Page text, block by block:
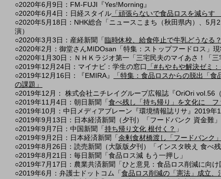
○2020年6月9日：FM-FUJI『Yes!Morning』
○2020年6月4日：日経スタイル 「頑張らないで食品ロスを減ら
○2020年5月18日：NHK総合「ニュースこまち（秋田県内）、5
演）
○2020年3月3日：産経新聞「 臨時休校、給食停止で牛乳どうなる
○2020年2月：御堂さんMIDOsan「特集：ストップフードロス」
○2020年1月30日：ＮＨＫラジオ第一「三宅民夫のマイあさ！「
○2019年12月24日：マイナビ：学生の窓口
「#もやもや解決ゼミ
○2019年12月16日：『EMIRA』
「特集：食品ロスからの脱出「
の課題」
○2019年12月 ： 株式会社ニチレイグループ広報誌『OriOri vol.56
○2019年11月4日：朝日新聞「 食べ残し「持ち帰り」を文化に フ
○2019年10月：中日メディアブレーン『環境情報誌リサ』2019年
○2019年9月13日：日本経済新聞（夕刊）
「フードバンク 資金難 」
○2019年9月7日：中国新聞「 持ち帰り文化 根付く？ 」
○2019年9月2日：日本経済新聞「 余剰食材橋渡し「フードバンク
○2019年8月26日：読売新聞（大阪版夕刊）「インスタ映え 食べ
○2019年8月21日：毎日新聞「食品ロス減 もう一押し」
○2019年7月17日：農業共済新聞「ひと意見：食品ロス削減に向
○2019年6月：弁護士ドットコム「 食品ロス削減の「憲法」成立